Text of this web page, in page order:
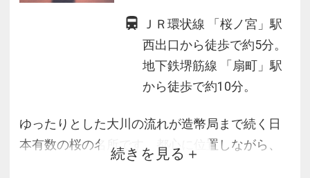
ＪＲ環状線 「桜ノ宮」駅
西出口から徒歩で約5分。
地下鉄堺筋線 「扇町」駅
から徒歩で約10分。
ゆったりとした大川の流れが造幣局まで続く日
本有数の桜の名所です。都心に位置しながら、
豊かな自然のなかでお過ごしいただけます。
続きを見る